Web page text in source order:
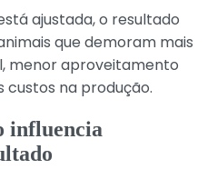
ajustada, o resultado
que demoram mais
menor aproveitamento
custos na produção.
influencia